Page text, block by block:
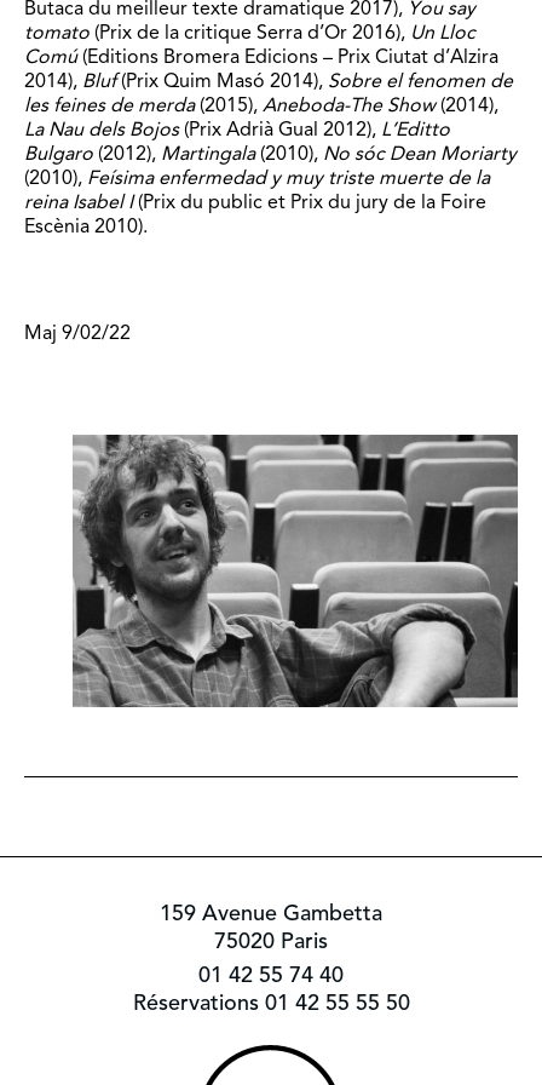
Butaca du meilleur texte dramatique 2017), You say
tomato (Prix de la critique Serra d’Or 2016), Un Lloc
Comú(Editions Bromera Edicions – Prix Ciutat d’Alzira
2014), Bluf(Prix Quim Masó 2014), Sobre el fenomen de
les feines de merda(2015), Aneboda-The Show(2014),
La Nau dels Bojos(Prix Adrià Gual 2012), L’Editto
Bulgaro (2012), Martingala(2010), No sóc Dean Moriarty
(2010), Feísima enfermedad y muy triste muerte de la
reina Isabel I(Prix du public et Prix du jury de la Foire
Escènia 2010).
Maj 9/02/22
159 Avenue Gambetta
75020 Paris
01 42 55 74 40
Réservations 01 42 55 55 50